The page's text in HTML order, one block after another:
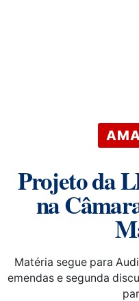
Projeto da
na
Matéria segue para
emendas e segunda